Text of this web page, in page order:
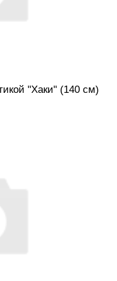
"Хаки" (140 см)